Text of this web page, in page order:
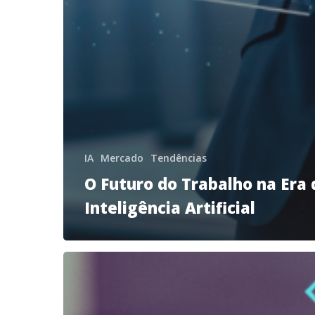
IA Mercado Tendências
O Futuro do Trabalho na Era
Inteligência Artificial